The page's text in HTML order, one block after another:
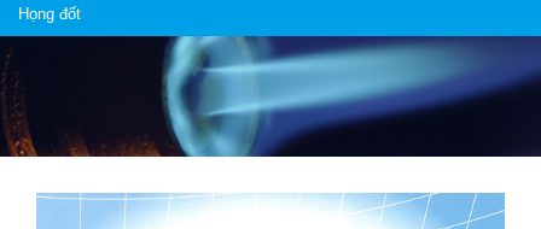
Họng đốt